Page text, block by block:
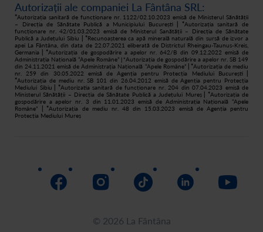
Cum cumpăr
Autorizații ale companiei La Fântâna SRL:
*Autorizația sanitară de funcționare nr. 1122/02.10.2023 emisă de Ministerul Sănătății
– Direcția de Sănătate Publică a Municipiului București
| *Autorizația sanitară de
funcționare nr. 42/01.03.2023 emisă de Ministerul Sanătății – Direcția de Sănătate
Publică a Județului Sibiu
| *Recunoașterea ca apă minerală naturală din sursă de izvor a
apei La Fântâna, din data de 22.07.2021 eliberată de Districtul Rheingau-Taunus-Kreis,
Germania
| *Autorizația de gospodărire a apelor nr. 642/B din 09.12.2022 emisă de
Administrația Națională “Apele Române”
| *Autorizația de gospodărire a apelor nr. SB 149
din 24.11.2021 emisă de Administrația Națională “Apele Române”
| *Autorizația de mediu
nr. 259 din 30.05.2022 emisă de Agenția pentru Protecția Mediului București
*Autorizația de mediu nr. SB 101 din 26.04.2012 emisă de Agenția pentru Protecția
Mediului Sibiu | *Autorizatia sanitară de funcționare nr. 204 din 07.04.2023 emisă de
Ministerul Sănătății – Direcția de Sănătate Publică a Județului Mureș| *Autorizația de
gospodărire a apelor nr. 3 din 11.01.2023 emisă de Administrația Națională “Apele
Române”
| *Autorizația de mediu nr. 48 din 15.03.2023 emisă de Agenția pentru
Protecția Mediului Mureș
© 2026 La Fântâna